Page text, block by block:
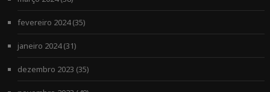
fevereiro 2024(35)
janeiro 2024(31)
dezembro 2023 (35)